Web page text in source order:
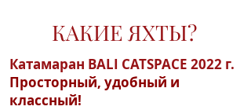
КАКИЕ ЯХТЫ?
Катамаран BALI CATSPACE 2022 г.
Просторный, удобный и
классный!